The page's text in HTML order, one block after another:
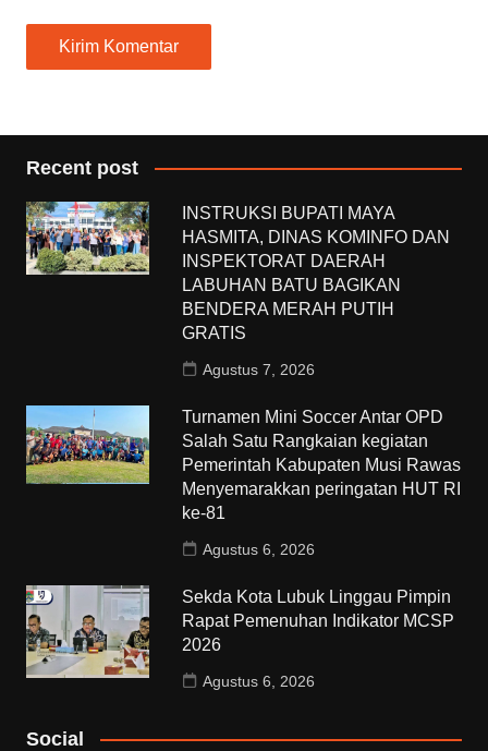
Recent post
INSTRUKSI BUPATI MAYA
HASMITA, DINAS KOMINFO DAN
INSPEKTORAT DAERAH
LABUHAN BATU BAGIKAN
BENDERA MERAH PUTIH
GRATIS
Agustus 7, 2026
Turnamen Mini Soccer Antar OPD
Salah Satu Rangkaian kegiatan
Pemerintah Kabupaten Musi Rawas
Menyemarakkan peringatan HUT RI
ke-81
Agustus 6, 2026
Sekda Kota Lubuk Linggau Pimpin
Rapat Pemenuhan Indikator MCSP
2026
Agustus 6, 2026
Social